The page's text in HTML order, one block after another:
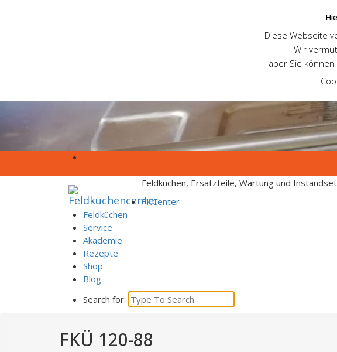
Feldküchen, Ersatzteile, Wartung und
FKCenter
Feldküchen
Service
Akademie
Rezepte
Shop
Blog
Search for:
FKÜ 120-88
Diese Webseite
Wir
aber Sie